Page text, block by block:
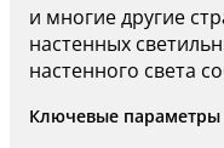
и многие другие
настенных
настенного света
Ключевые